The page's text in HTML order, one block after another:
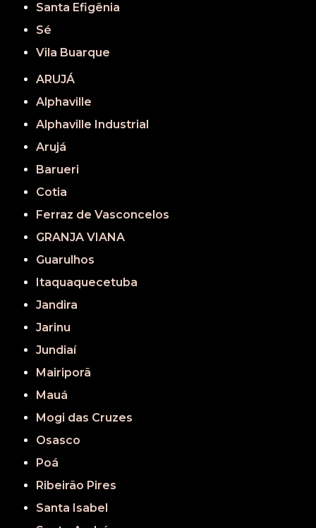
Santa Efigênia
Sé
Vila Buarque
ARUJÁ
Alphaville
Alphaville Industrial
Arujá
Barueri
Cotia
Ferraz de Vasconcelos
GRANJA VIANA
Guarulhos
Itaquaquecetuba
Jandira
Jarinu
Jundiaí
Mairiporã
Mauá
Mogi das Cruzes
Osasco
Poá
Ribeirão Pires
Santa Isabel